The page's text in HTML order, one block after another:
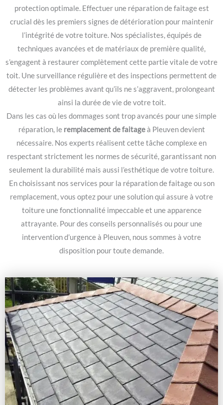
protection optimale. Effectuer une réparation de faitage est
crucial dès les premiers signes de détérioration pour maintenir
l’intégrité de votre toiture. Nos spécialistes, équipés de
techniques avancées et de matériaux de première qualité,
s’engagent à restaurer complètement cette partie vitale de votre
toit. Une surveillance régulière et des inspections permettent de
détecter les problèmes avant qu’ils ne s’aggravent, prolongeant
ainsi la durée de vie de votre toit.
Dans les cas où les dommages sont trop avancés pour une simple
réparation, le remplacement de faitageà Pleuven devient
nécessaire. Nos experts réalisent cette tâche complexe en
respectant strictement les normes de sécurité, garantissant non
seulement la durabilité mais aussi l’esthétique de votre toiture.
En choisissant nos services pour la réparation de faitage ou son
remplacement, vous optez pour une solution qui assure à votre
toiture une fonctionnalité impeccable et une apparence
attrayante. Pour des conseils personnalisés ou pour une
intervention d’urgence à Pleuven, nous sommes à votre
disposition pour toute demande.